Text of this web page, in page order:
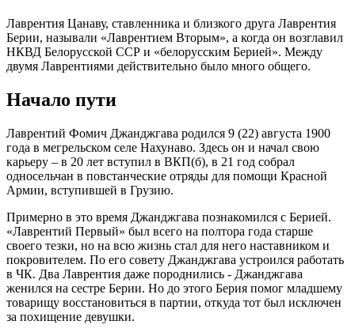
Лаврентия Цанаву, ставленника и близкого друга Лаврентия
Берии, называли «Лаврентием Вторым», а когда он возглавил
НКВД Белорусской ССР и «белорусским Берией». Между
двумя Лаврентиями действительно было много общего.
Начало пути
Лаврентий Фомич Джанджгава родился 9 (22) августа 1900
года в мегрельском селе Нахунаво. Здесь он и начал свою
карьеру – в 20 лет вступил в ВКП(б), в 21 год собрал
односельчан в повстанческие отряды для помощи Красной
Армии, вступившей в Грузию.
Примерно в это время Джанджгава познакомился с Берией.
«Лаврентий Первый» был всего на полтора года старше
своего тезки, но на всю жизнь стал для него наставником и
покровителем. По его совету Джанджгава устроился работать
в ЧК. Два Лаврентия даже породнились - Джанджгава
женился на сестре Берии. Но до этого Берия помог младшему
товарищу восстановиться в партии, откуда тот был исключен
за похищение девушки.